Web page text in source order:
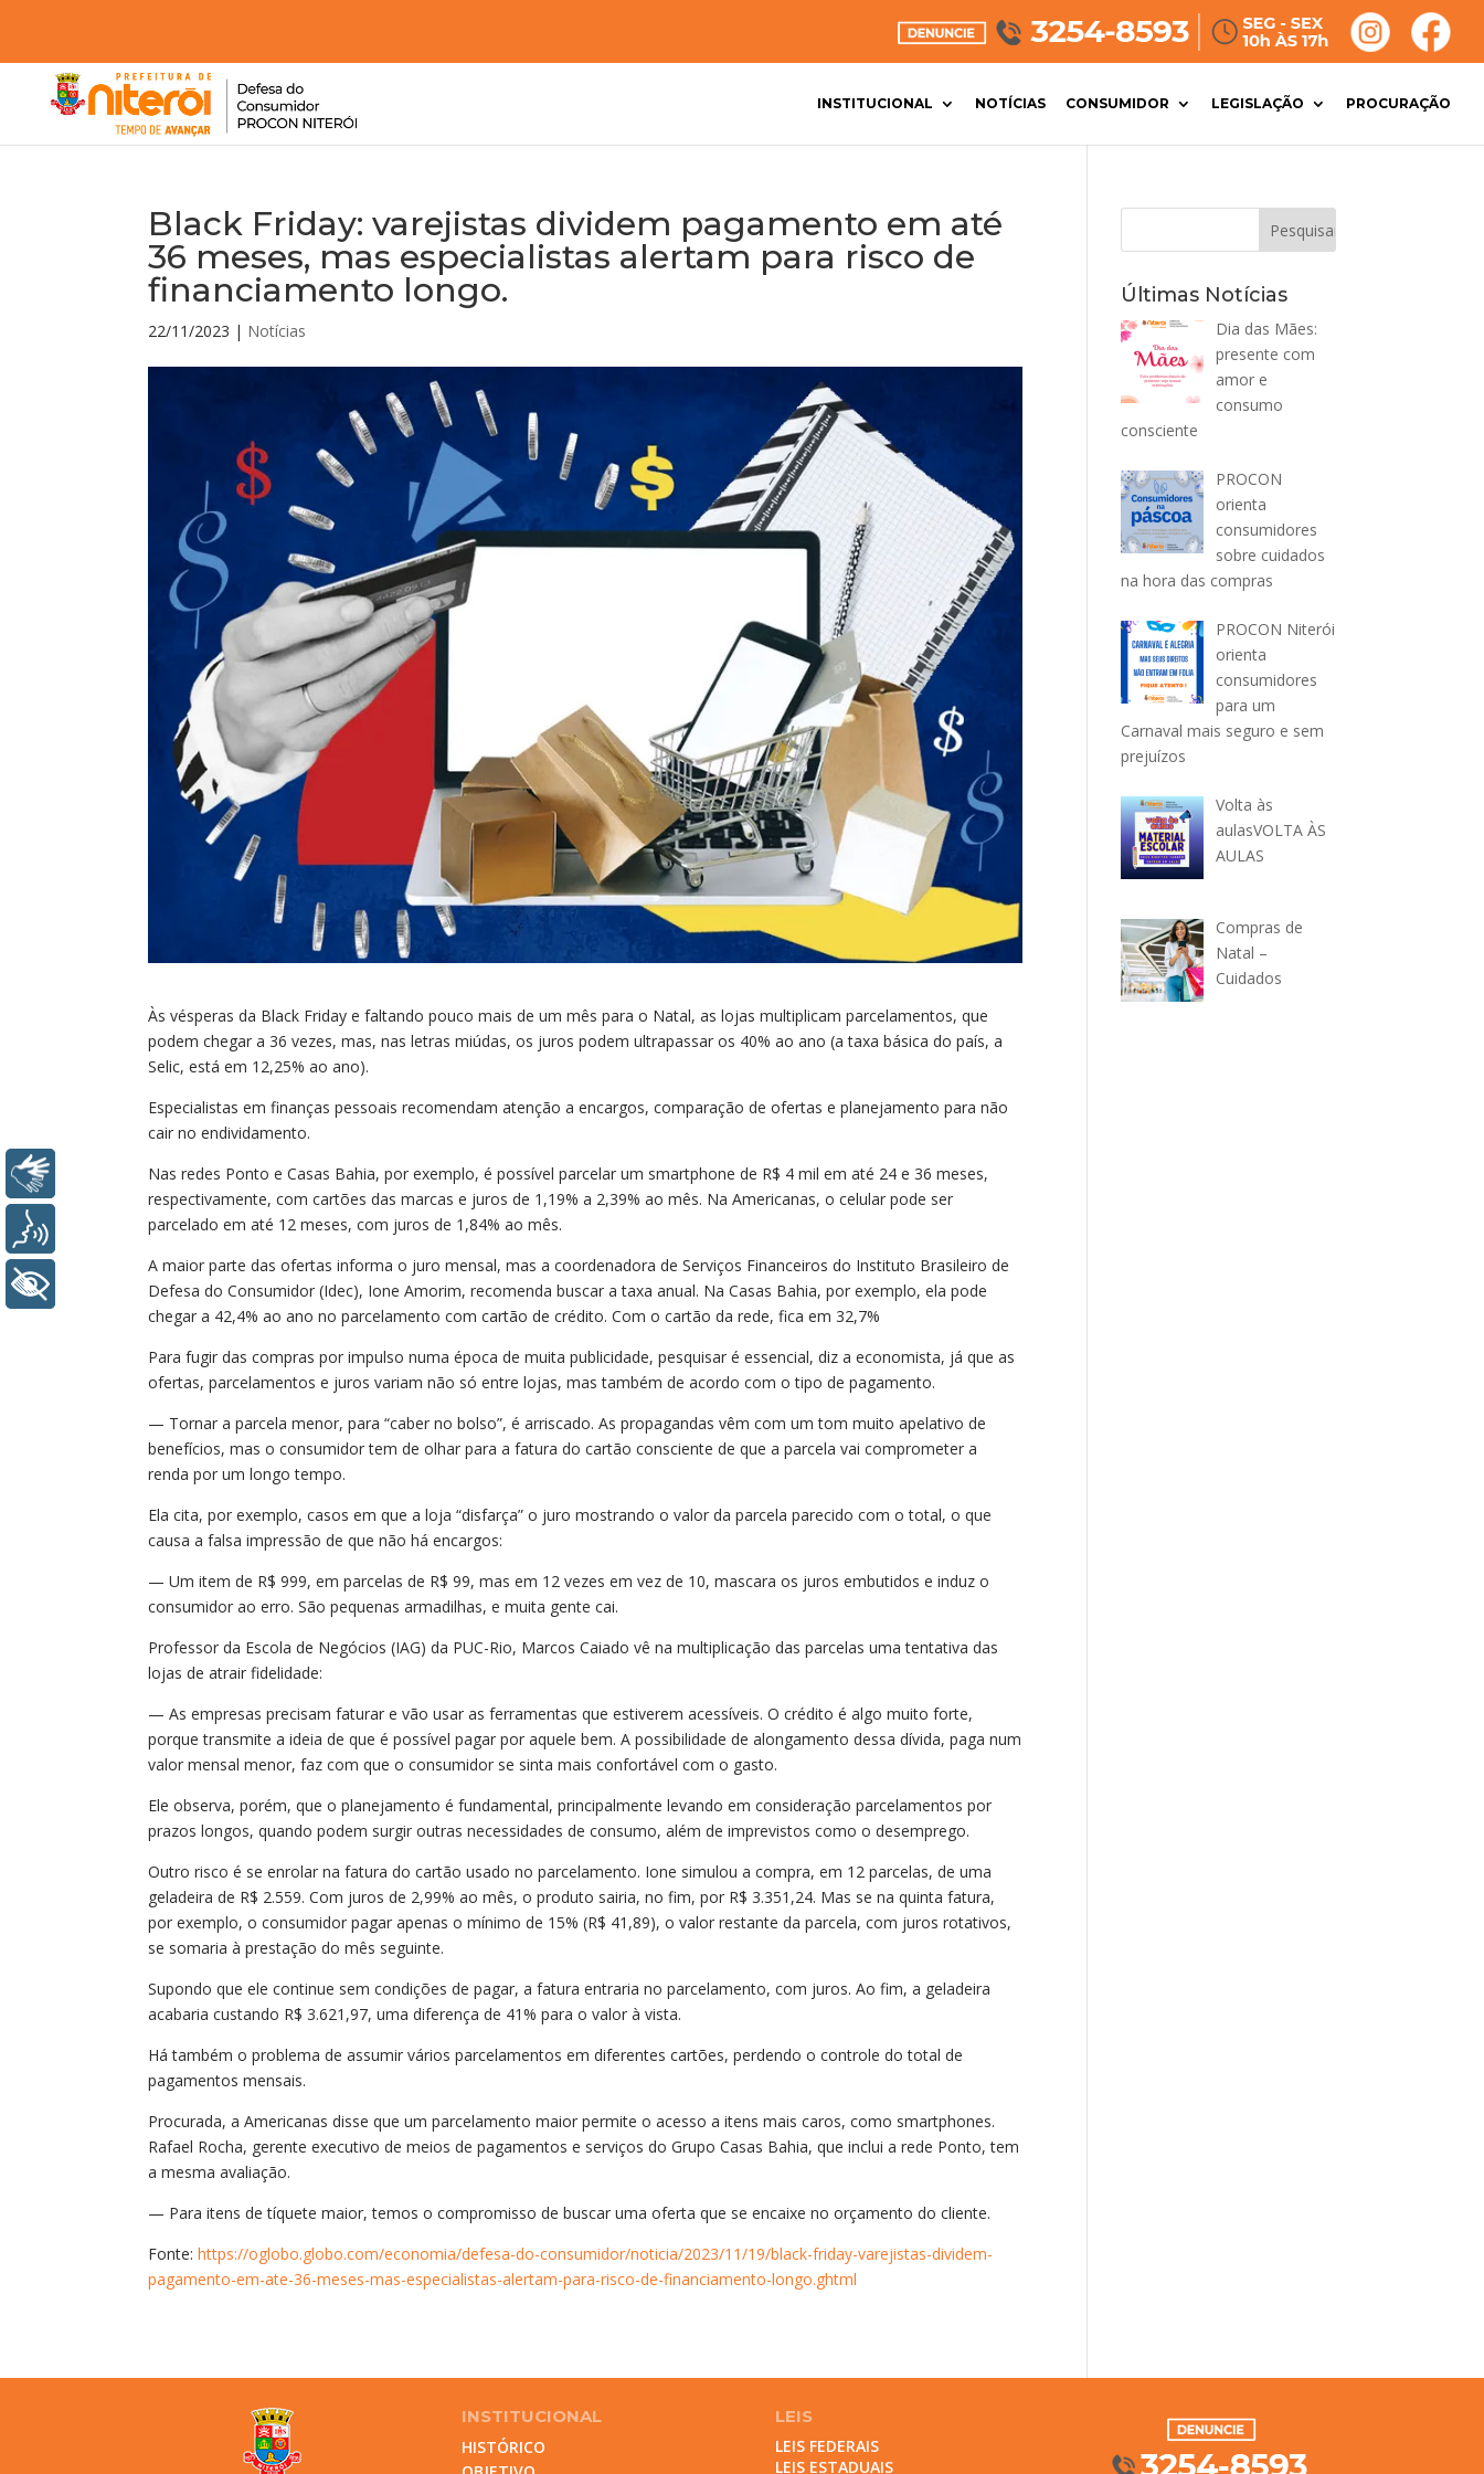
INSTITUCIONAL NOTÍCIAS CONSUMIDOR LEGISLAÇÃO PROCURAÇÃO
Black Friday: varejistas dividem pagamento em até
36 meses, mas especialistas alertam para risco de
financiamento longo.
22/11/2023 | Notícias
Às vésperas da Black Friday e faltando pouco mais de um mês para o Natal, as lojas multiplicam parcelamentos, que
podem chegar a 36 vezes, mas, nas letras miúdas, os juros podem ultrapassar os 40% ao ano (a taxa básica do país, a
Selic, está em 12,25% ao ano).
Especialistas em finanças pessoais recomendam atenção a encargos, comparação de ofertas e planejamento para não
cair no endividamento.
Nas redes Ponto e Casas Bahia, por exemplo, é possível parcelar um smartphone de R$ 4 mil em até 24 e 36 meses,
respectivamente, com cartões das marcas e juros de 1,19% a 2,39% ao mês. Na Americanas, o celular pode ser
parcelado em até 12 meses, com juros de 1,84% ao mês.
A maior parte das ofertas informa o juro mensal, mas a coordenadora de Serviços Financeiros do Instituto Brasileiro de
Defesa do Consumidor (Idec), Ione Amorim, recomenda buscar a taxa anual. Na Casas Bahia, por exemplo, ela pode
chegar a 42,4% ao ano no parcelamento com cartão de crédito. Com o cartão da rede, fica em 32,7%
Para fugir das compras por impulso numa época de muita publicidade, pesquisar é essencial, diz a economista, já que as
ofertas, parcelamentos e juros variam não só entre lojas, mas também de acordo com o tipo de pagamento.
— Tornar a parcela menor, para “caber no bolso”, é arriscado. As propagandas vêm com um tom muito apelativo de
benefícios, mas o consumidor tem de olhar para a fatura do cartão consciente de que a parcela vai comprometer a
renda por um longo tempo.
Ela cita, por exemplo, casos em que a loja “disfarça” o juro mostrando o valor da parcela parecido com o total, o que
causa a falsa impressão de que não há encargos:
— Um item de R$ 999, em parcelas de R$ 99, mas em 12 vezes em vez de 10, mascara os juros embutidos e induz o
consumidor ao erro. São pequenas armadilhas, e muita gente cai.
Professor da Escola de Negócios (IAG) da PUC-Rio, Marcos Caiado vê na multiplicação das parcelas uma tentativa das
lojas de atrair fidelidade:
— As empresas precisam faturar e vão usar as ferramentas que estiverem acessíveis. O crédito é algo muito forte,
porque transmite a ideia de que é possível pagar por aquele bem. A possibilidade de alongamento dessa dívida, paga num
valor mensal menor, faz com que o consumidor se sinta mais confortável com o gasto.
Ele observa, porém, que o planejamento é fundamental, principalmente levando em consideração parcelamentos por
prazos longos, quando podem surgir outras necessidades de consumo, além de imprevistos como o desemprego.
Outro risco é se enrolar na fatura do cartão usado no parcelamento. Ione simulou a compra, em 12 parcelas, de uma
geladeira de R$ 2.559. Com juros de 2,99% ao mês, o produto sairia, no fim, por R$ 3.351,24. Mas se na quinta fatura,
por exemplo, o consumidor pagar apenas o mínimo de 15% (R$ 41,89), o valor restante da parcela, com juros rotativos,
se somaria à prestação do mês seguinte.
Supondo que ele continue sem condições de pagar, a fatura entraria no parcelamento, com juros. Ao fim, a geladeira
acabaria custando R$ 3.621,97, uma diferença de 41% para o valor à vista.
Há também o problema de assumir vários parcelamentos em diferentes cartões, perdendo o controle do total de
pagamentos mensais.
Procurada, a Americanas disse que um parcelamento maior permite o acesso a itens mais caros, como smartphones.
Rafael Rocha, gerente executivo de meios de pagamentos e serviços do Grupo Casas Bahia, que inclui a rede Ponto, tem
a mesma avaliação.
— Para itens de tíquete maior, temos o compromisso de buscar uma oferta que se encaixe no orçamento do cliente.
Fonte:https://oglobo.globo.com/economia/defesa-do-consumidor/noticia/2023/11/19/black-friday-varejistas-dividem-
pagamento-em-ate-36-meses-mas-especialistas-alertam-para-risco-de-financiamento-longo.ghtml
Últimas Notícias
Dia das Mães:
presente com
amor e
consumo
consciente
PROCON
orienta
consumidores
sobre cuidados
na hora das compras
PROCON Niterói
orienta
consumidores
para um
Carnaval mais seguro e sem
prejuízos
Volta às
aulasVOLTA ÀS
AULAS
Compras de
Natal –
Cuidados
INSTITUCIONAL
HISTÓRICO
LEIS
LEIS FEDERAIS
LEIS ESTADUAIS
+ Acessibilidade